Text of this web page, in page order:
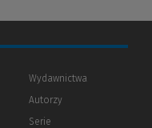
Wydawnictwa
Autorzy
Serie